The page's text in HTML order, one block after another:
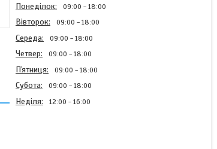
Понеділок 09:00 18:00
Вівторок 09:00 18:00
Середа 09:00 18:00
Четвер 09:00 18:00
Пʼятниця 09:00 18:00
Субота 09:00 18:00
Неділя 12:00 16:00